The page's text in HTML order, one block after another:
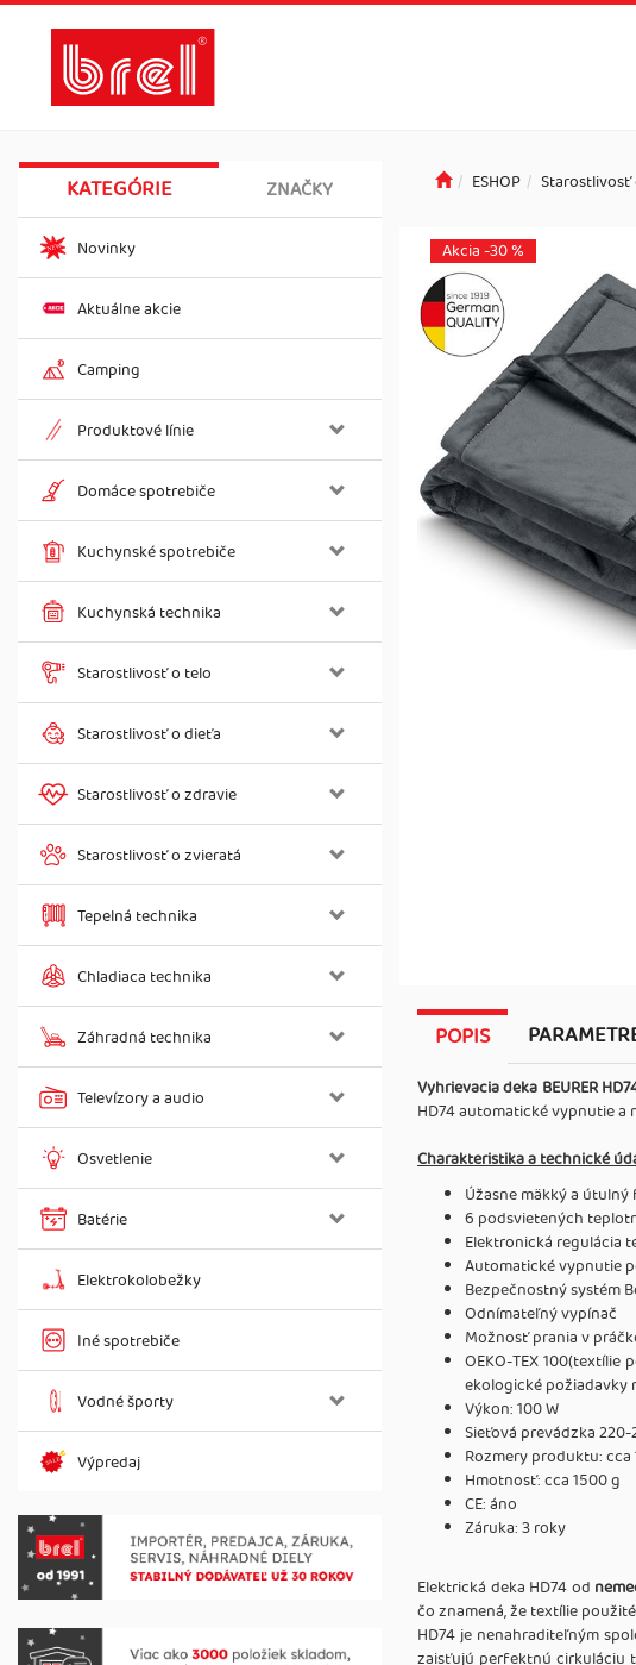
KATEGÓRIE ZNAČKY
Novinky
Aktuálne akcie
Camping
Produktové línie
Domáce spotrebiče
Kuchynské spotrebiče
Kuchynská technika
Starostlivosť o telo
Starostlivosť o dieťa
Starostlivosť o zdravie
Starostlivosť o zvieratá
Tepelná technika
Chladiaca technika
Záhradná technika
Televízory a audio
Osvetlenie
Batérie
Elektrokolobežky
Iné spotrebiče
Vodné športy
Výpredaj
ESHOP Starostlivosť
Akcia -30 %
POPIS
Vyhrievacia deka BEURER
HD74 automatické vypnutie a
Charakteristika a technické
Úžasne mäkký a útulný
6 podsvietených
Elektronická regulácia
Automatické vypnutie
Bezpečnostný systém
Odnímateľný vypínač
Možnosť prania v
OEKO-TEX
ekologické požiadavky
Výkon: 100 W
Sieťová prevádzka
Rozmery produktu: cca
Hmotnosť: cca 1500 g
CE: áno
Záruka: 3 roky
Elektrická deka HD74 od
čo znamená, že textílie
HD74 je nenahraditeľným
zaisťujú perfektnú cirkuláciu